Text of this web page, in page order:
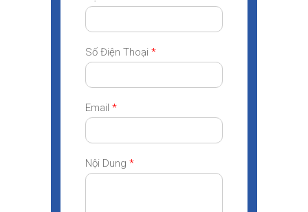
Số Điện Thoại *
Email *
Nội Dung *